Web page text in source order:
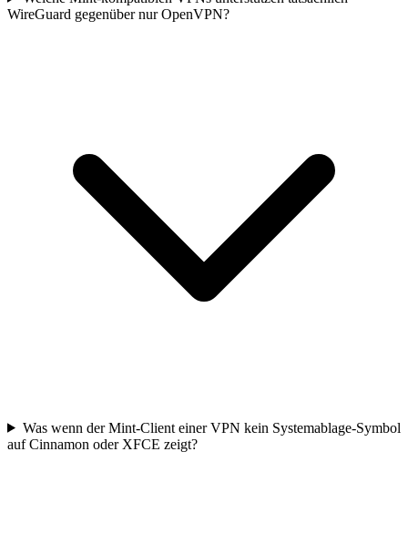
WireGuard gegenüber nur OpenVPN?
Was wenn der Mint-Client einer VPN kein Systemablage-Symbol
auf Cinnamon oder XFCE zeigt?